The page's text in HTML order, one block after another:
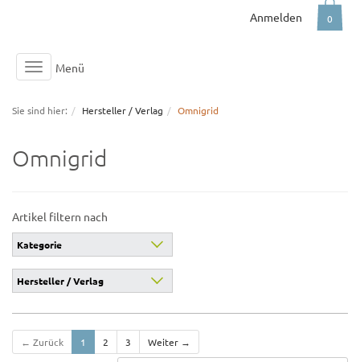
0
Anmelden
Toggle
navigation
Menü
Sie sind hier: Hersteller / Verlag Omnigrid
Omnigrid
Artikel filtern nach
Kategorie
Hersteller / Verlag
← Zurück 1 2 3 Weiter →